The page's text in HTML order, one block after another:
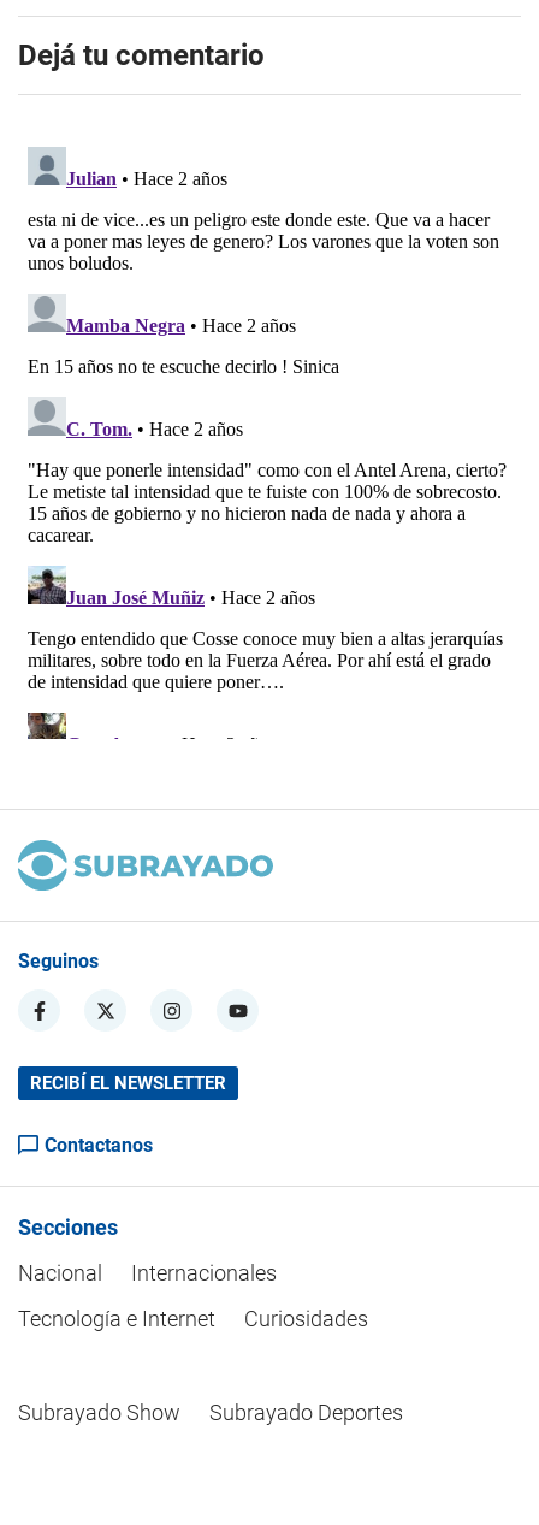
Dejá tu comentario
Seguinos
RECIBÍ EL NEWSLETTER
Contactanos
Secciones
Nacional
Internacionales
Tecnología e Internet
Curiosidades
Subrayado Show Subrayado Deportes